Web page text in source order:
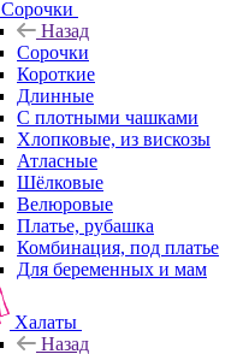
Сорочки
Назад
Сорочки
Короткие
Длинные
С плотными чашками
Хлопковые, из вискозы
Атласные
Шёлковые
Велюровые
Платье, рубашка
Комбинация, под платье
Для беременных и мам
Халаты
Назад